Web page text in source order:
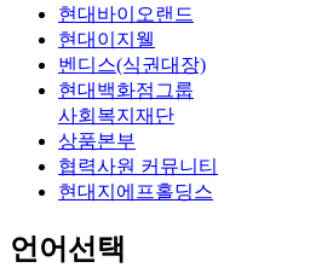
현대바이오랜드
현대이지웰
벤디스(식권대장)
현대백화점그룹
사회복지재단
상품본부
협력사원 커뮤니티
현대지에프홀딩스
언어선택